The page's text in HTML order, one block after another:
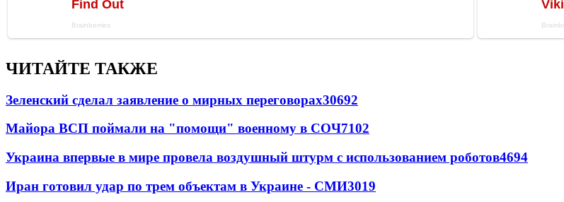
ЧИТАЙТЕ ТАКЖЕ
Зеленский сделал заявление о мирных переговорах30692
Майора ВСП поймали на "помощи" военному в СОЧ7102
Украина впервые в мире провела воздушный штурм с использованием роботов4694
Иран готовил удар по трем объектам в Украине - СМИ3019